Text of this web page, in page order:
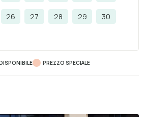
26 27 28 29 30
PREZZO SPECIALE